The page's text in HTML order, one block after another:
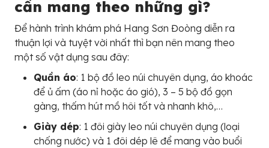
cần mang theo những gì?
Để hành trình khám phá Hang Sơn Đoòng diễn ra
thuận lợi và tuyệt vời nhất thì bạn nên mang theo
một số vật dụng sau đây:
Quần áo: 1 bộ đồ leo núi chuyên dụng, áo khoác
để ủ ấm (áo nỉ hoặc áo gió), 3 – 5 bộ đồ gọn
gàng, thấm hút mồ hôi tốt và nhanh khô,…
Giày dép: 1 đôi giày leo núi chuyên dụng (loại
chống nước) và 1 đôi dép lê để mang vào buổi